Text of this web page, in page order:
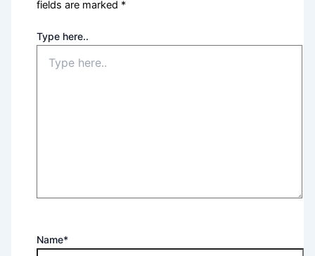
fields are marked *
Type here..
Name*